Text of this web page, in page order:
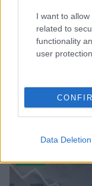
I want to
related to
functionality
user protection.
Data Deletion
Brent chute de
2026
Juliette Bernard · 7 Août